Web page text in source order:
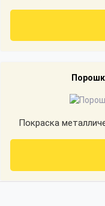
Покраска